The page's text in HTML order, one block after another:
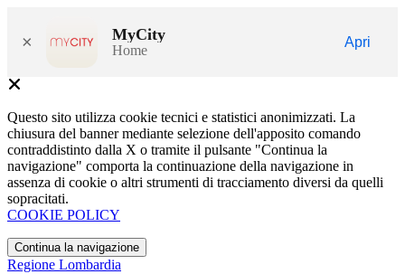
× MyCity
Home
Apri
Questo sito utilizza cookie tecnici e statistici anonimizzati. La
chiusura del banner mediante selezione dell'apposito comando
contraddistinto dalla X o tramite il pulsante "Continua la
navigazione" comporta la continuazione della navigazione in
assenza di cookie o altri strumenti di tracciamento diversi da quelli
sopracitati.
COOKIE POLICY
Continua la navigazione
Regione Lombardia